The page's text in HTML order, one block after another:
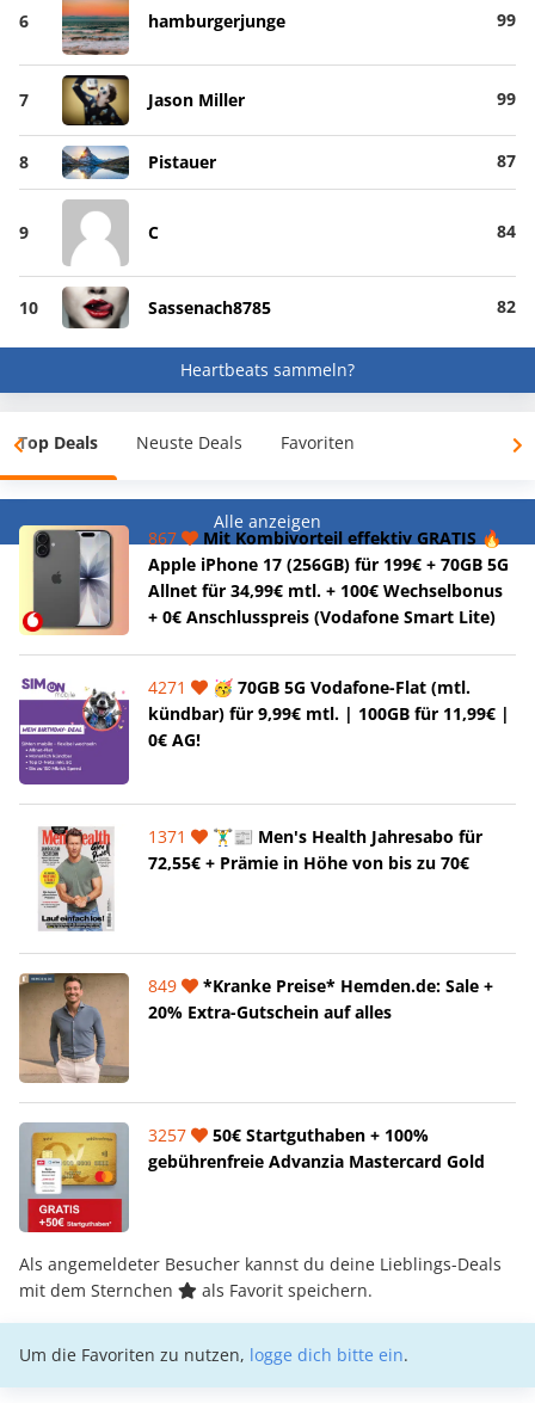
6 hamburgerjunge 99
7 Jason Miller 99
8 Pistauer 87
9 C 84
10 Sassenach8785 82
Heartbeats sammeln?
Top Deals Neuste Deals Favoriten
Alle anzeigen
867
Mit Kombivorteil effektiv GRATIS 🔥
Apple iPhone 17 (256GB) für 199€ + 70GB 5G
Allnet für 34,99€ mtl. + 100€ Wechselbonus
+ 0€ Anschlusspreis (Vodafone Smart Lite)
4271
🥳 70GB 5G Vodafone-Flat (mtl.
kündbar) für 9,99€ mtl. | 100GB für 11,99€ |
0€ AG!
1371
🏋️‍♂️📰 Men's Health Jahresabo für
72,55€ + Prämie in Höhe von bis zu 70€
849
*Kranke Preise* Hemden.de: Sale +
20% Extra-Gutschein auf alles
3257
50€ Startguthaben + 100%
gebührenfreie Advanzia Mastercard Gold
Als angemeldeter Besucher kannst du deine Lieblings-Deals
mit dem Sternchen
als Favorit speichern.
Um die Favoriten zu nutzen, logge dich bitte ein.